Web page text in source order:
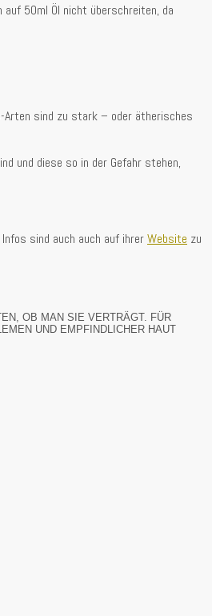
50ml Öl nicht überschreiten, da
Arten sind zu stark – oder ätherisches
und diese so in der Gefahr stehen,
sind auch auch auf ihrerWebsite zu
OB MAN SIE VERTRÄGT. FÜR
UND EMPFINDLICHER HAUT